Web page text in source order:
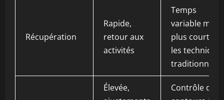
Récupération
Rapide,
retour aux
activités
Temps
variable mais
plus court
les
Élevée,
Contrôle des